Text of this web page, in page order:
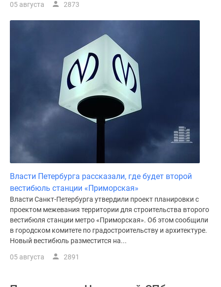
05 августа 2873
Власти Петербурга рассказали, где будет второй
вестибюль станции «Приморская»
Власти Санкт-Петербурга утвердили проект планировки с
проектом межевания территории для строительства второго
вестибюля станции метро «Приморская». Об этом сообщили
в городском комитете по градостроительству и архитектуре.
Новый вестибюль разместится на...
05 августа 2891